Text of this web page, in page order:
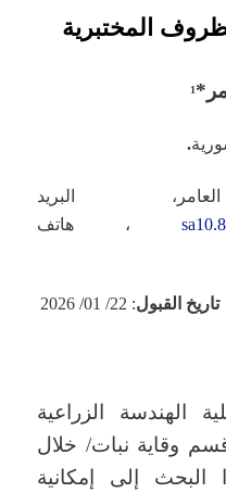
*
1
.
البريد
، هاتف
تاريخ القبول: 22/ 01/ 2026
الهندسة الزراعية
وقاية نبات/ خلال
هذا البحث إلى إمكانية